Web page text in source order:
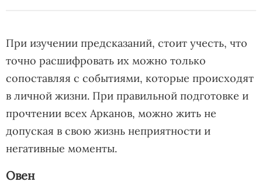
При изучении предсказаний, стоит учесть, что
точно расшифровать их можно только
сопоставляя с событиями, которые происходят
в личной жизни. При правильной подготовке и
прочтении всех Арканов, можно жить не
допуская в свою жизнь неприятности и
негативные моменты.
Овен